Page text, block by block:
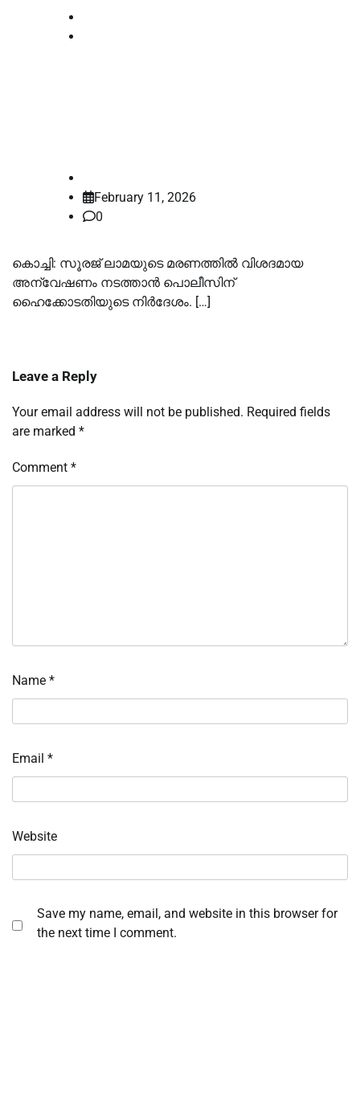
February 11, 2026
0
കൊച്ചി: സൂരജ് ലാമയുടെ മരണത്തിൽ വിശദമായ
അന്വേഷണം നടത്താൻ പൊലീസിന്
ഹൈക്കോടതിയുടെ നിർദേശം. […]
Leave a Reply
Your email address will not be published. Required fields
are marked *
Comment *
Name *
Email *
Website
Save my name, email, and website in this browser for
the next time I comment.